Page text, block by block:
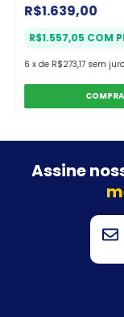
R$1.639,00
R$1.557,05 COM
6 x de R$273,17 sem
Assine